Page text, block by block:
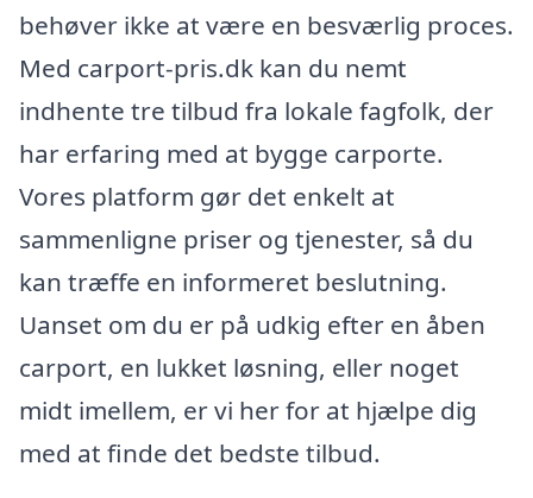
behøver ikke at være en besværlig proces.
Med carport-pris.dk kan du nemt
indhente tre tilbud fra lokale fagfolk, der
har erfaring med at bygge carporte.
Vores platform gør det enkelt at
sammenligne priser og tjenester, så du
kan træffe en informeret beslutning.
Uanset om du er på udkig efter en åben
carport, en lukket løsning, eller noget
midt imellem, er vi her for at hjælpe dig
med at finde det bedste tilbud.